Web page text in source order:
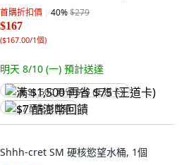
首購折扣價 40%$279
$167
($167.00/1個)
明天 8/10 (一) 預計送達
满 $1,500 再省 $75 (王道卡)
$7 酷澎幣回饋
Shhh-cret SM 硬核慾望水桶, 1個